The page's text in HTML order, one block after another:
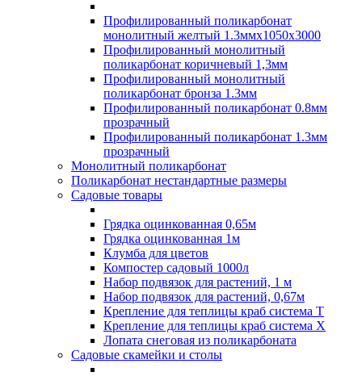
Профилированный поликарбонат
монолитный желтый 1.3ммх1050х3000
Профилированный монолитный
поликарбонат коричневый 1,3мм
Профилированный монолитный
поликарбонат бронза 1.3мм
Профилированный поликарбонат 0.8мм
прозрачный
Профилированный поликарбонат 1.3мм
прозрачный
Монолитный поликарбонат
Поликарбонат нестандартные размеры
Садовые товары
Грядка оцинкованная 0,65м
Грядка оцинкованная 1м
Клумба для цветов
Компостер садовый 1000л
Набор подвязок для растений, 1 м
Набор подвязок для растений, 0,67м
Крепление для теплицы краб система Т
Крепление для теплицы краб система Х
Лопата снеговая из поликарбоната
Садовые скамейки и столы